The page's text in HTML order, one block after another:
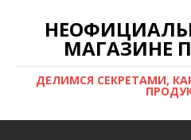
МАГАЗИНЕ
ДЕЛИМСЯ СЕКРЕТАМИ,